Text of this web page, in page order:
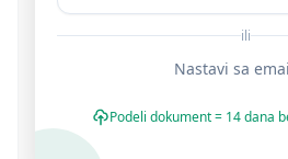
ili
Nastavi sa
Podeli dokument = 14 dana